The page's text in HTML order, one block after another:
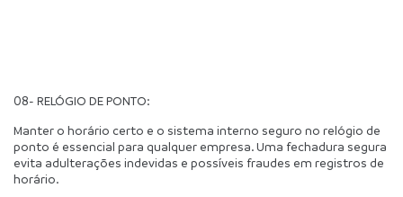
08- RELÓGIO DE PONTO:
Manter o horário certo e o sistema interno seguro no relógio de
ponto é essencial para qualquer empresa. Uma fechadura segura
evita adulterações indevidas e possíveis fraudes em registros de
horário.